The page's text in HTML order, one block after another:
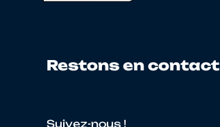
Restons en contact
Suivez-nous !